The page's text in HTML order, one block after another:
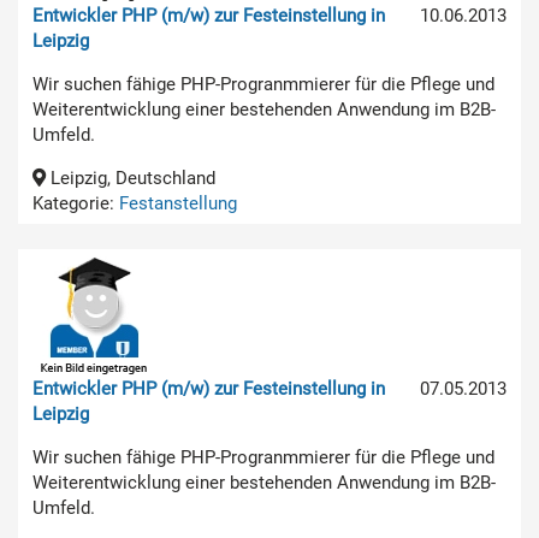
10.06.2013
Entwickler PHP (m/w) zur Festeinstellung in
Leipzig
Wir suchen fähige PHP-Progranmmierer für die Pflege und
Weiterentwicklung einer bestehenden Anwendung im B2B-
Umfeld.
Leipzig, Deutschland
Kategorie: Festanstellung
07.05.2013
Entwickler PHP (m/w) zur Festeinstellung in
Leipzig
Wir suchen fähige PHP-Progranmmierer für die Pflege und
Weiterentwicklung einer bestehenden Anwendung im B2B-
Umfeld.